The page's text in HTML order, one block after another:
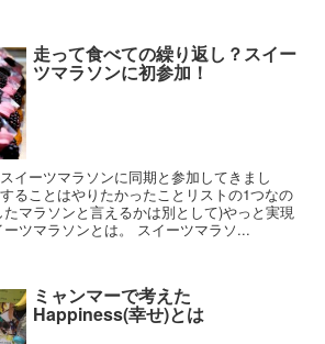
走って食べての繰り返し？スイー
ツマラソンに初参加！
イーツマラソンに同期と参加してきまし
ることはやりたかったことリストの1つなの
マラソンと言えるかは別として)やっと実現
ツマラソンとは。 スイーツマラソ...
ミャンマーで考えた
Happiness(幸せ)とは